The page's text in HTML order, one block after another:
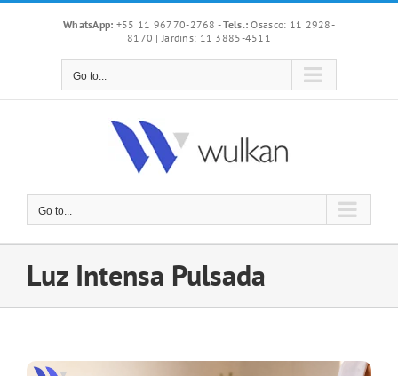
WhatsApp: +55 11 96770-2768 -Tels.: Osasco: 11 2928-
8170 | Jardins: 11 3885-4511
Go to...
Go to...
Luz Intensa Pulsada